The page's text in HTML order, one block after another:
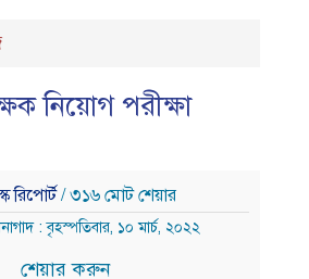
নিয়োগ পরীক্ষা
রিপোর্ট/ ৩১৬ মোট শেয়ার
: বৃহস্পতিবার, ১০ মার্চ, ২০২২
শেয়ার করুন